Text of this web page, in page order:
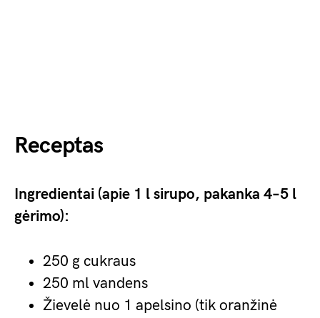
Receptas
Ingredientai (apie 1 l sirupo, pakanka 4–5 l
gėrimo):
250 g cukraus
250 ml vandens
Žievelė nuo 1 apelsino (tik oranžinė